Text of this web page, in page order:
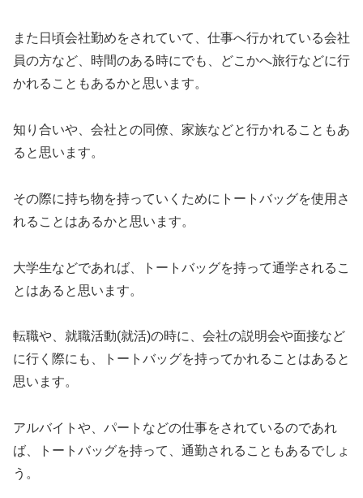
また日頃会社勤めをされていて、仕事へ行かれている会社
員の方など、時間のある時にでも、どこかへ旅行などに行
かれることもあるかと思います。
知り合いや、会社との同僚、家族などと行かれることもあ
ると思います。
その際に持ち物を持っていくためにトートバッグを使用さ
れることはあるかと思います。
大学生などであれば、トートバッグを持って通学されるこ
とはあると思います。
転職や、就職活動(就活)の時に、会社の説明会や面接など
に行く際にも、トートバッグを持ってかれることはあると
思います。
アルバイトや、パートなどの仕事をされているのであれ
ば、トートバッグを持って、通勤されることもあるでしょ
う。